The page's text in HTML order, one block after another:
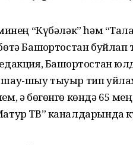
“Күбәләк” һәм
Башҡортостан
Башҡортостан
шыу тыуыр тип
ә бөгөнгө көндә 65
ТВ” каналдарында